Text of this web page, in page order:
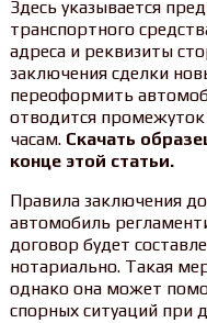
Здесь указывается
транспортного
адреса и реквизиты
заключения сделки
переоформить
отводится
часам. Скачать
конце этой статьи.
Правила заключения
автомобиль
договор будет
нотариально. Такая
однако она может
спорных ситуаций при